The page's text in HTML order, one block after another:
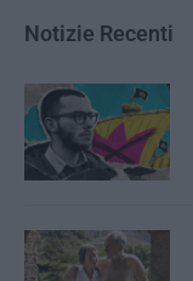
Notizie Recenti